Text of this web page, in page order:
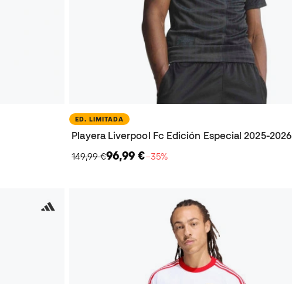
ED. LIMITADA
Playera Liverpool Fc Edición Especial 2025-2026
149,99 €96,99 €−35%